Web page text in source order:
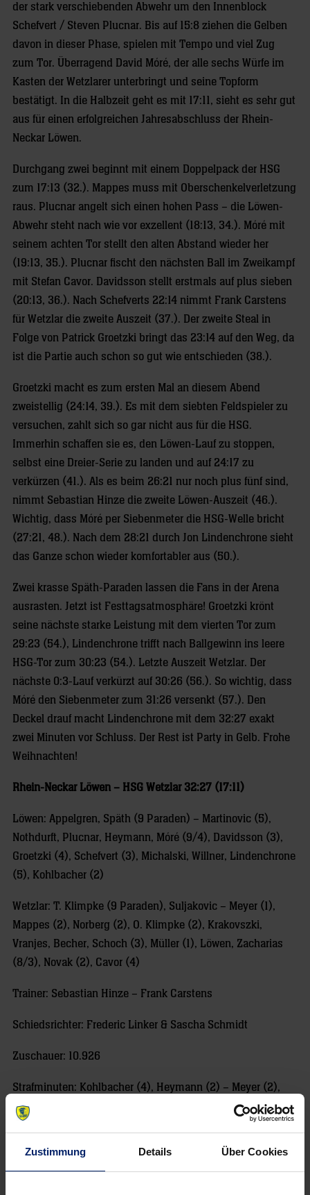
Zustimmung Details Über Cookies
der stark verschiebenden Abwehr um den Innenblock
Schefvert / Steven Plucnar. Bis auf 15:8 ziehen die Gelben
davon in dieser Phase, spielen mit Tempo und viel Zug
zum Tor. Überragend David Móré, der alle sechs Würfe im
Kasten der Wetzlarer unterbringt und seine Topform
bestätigt. In die Halbzeit geht es mit 17:11, sieht es sehr gut
aus für einen erfolgreichen Jahresabschluss der Rhein-
Neckar Löwen.
Durchgang zwei beginnt mit einem Doppelpack der HSG
zum 17:13 (32.). Mappes muss mit Oberschenkelverletzung
raus. Plucnar angelt sich einen hohen Pass – die Löwen-
Abwehr steht nach wie vor exzellent (18:13, 34.). Móré mit
seinem achten Tor stellt den alten Abstand wieder her
(19:13, 35.). Plucnar fischt den nächsten Ball im Zweikampf
mit Stefan Cavor. Davidsson stellt erstmals auf plus sieben
(20:13, 36.). Nach Schefverts 22:14 nimmt Frank Carstens
für Wetzlar die zweite Auszeit (37.). Der zweite Steal in
Folge von Patrick Groetzki bringt das 23:14 auf den Weg, da
ist die Partie auch schon so gut wie entschieden (38.).
Groetzki macht es zum ersten Mal an diesem Abend
zweistellig (24:14, 39.). Es mit dem siebten Feldspieler zu
versuchen, zahlt sich so gar nicht aus für die HSG.
Immerhin schaffen sie es, den Löwen-Lauf zu stoppen,
selbst eine Dreier-Serie zu landen und auf 24:17 zu
verkürzen (41.). Als es beim 26:21 nur noch plus fünf sind,
nimmt Sebastian Hinze die zweite Löwen-Auszeit (46.).
Wichtig, dass Móré per Siebenmeter die HSG-Welle bricht
(27:21, 48.). Nach dem 28:21 durch Jon Lindenchrone sieht
das Ganze schon wieder komfortabler aus (50.).
Zwei krasse Späth-Paraden lassen die Fans in der Arena
ausrasten. Jetzt ist Festtagsatmosphäre! Groetzki krönt
seine nächste starke Leistung mit dem vierten Tor zum
29:23 (54.), Lindenchrone trifft nach Ballgewinn ins leere
HSG-Tor zum 30:23 (54.). Letzte Auszeit Wetzlar. Der
nächste 0:3-Lauf verkürzt auf 30:26 (56.). So wichtig, dass
Móré den Siebenmeter zum 31:26 versenkt (57.). Den
Deckel drauf macht Lindenchrone mit dem 32:27 exakt
zwei Minuten vor Schluss. Der Rest ist Party in Gelb. Frohe
Weihnachten!
Rhein-Neckar Löwen – HSG Wetzlar 32:27 (17:11)
Löwen: Appelgren, Späth (9 Paraden) – Martinovic (5),
Nothdurft, Plucnar, Heymann, Móré (9/4), Davidsson (3),
Groetzki (4), Schefvert (3), Michalski, Willner, Lindenchrone
(5), Kohlbacher (2)
Wetzlar: T. Klimpke (9 Paraden), Suljakovic – Meyer (1),
Mappes (2), Norberg (2), O. Klimpke (2), Krakovszki,
Vranjes, Becher, Schoch (3), Müller (1), Löwen, Zacharias
(8/3), Novak (2), Cavor (4)
Trainer: Sebastian Hinze – Frank Carstens
Schiedsrichter: Frederic Linker & Sascha Schmidt
Zuschauer: 10.926
Strafminuten: Kohlbacher (4), Heymann (2) – Meyer (2),
Norberg (2)
Siebenmeter: 4/4 – 1/2
Parierte / Vergebene Siebenmeter: – Novak scheitert an